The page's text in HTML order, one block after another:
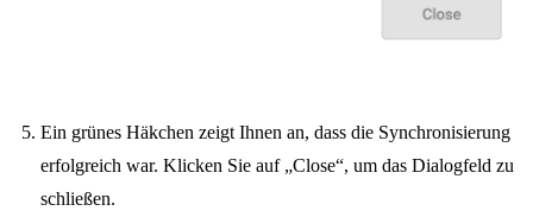
Ein grünes Häkchen zeigt Ihnen an, dass die Synchronisierung
erfolgreich war. Klicken Sie auf „Close“, um das Dialogfeld zu
schließen.